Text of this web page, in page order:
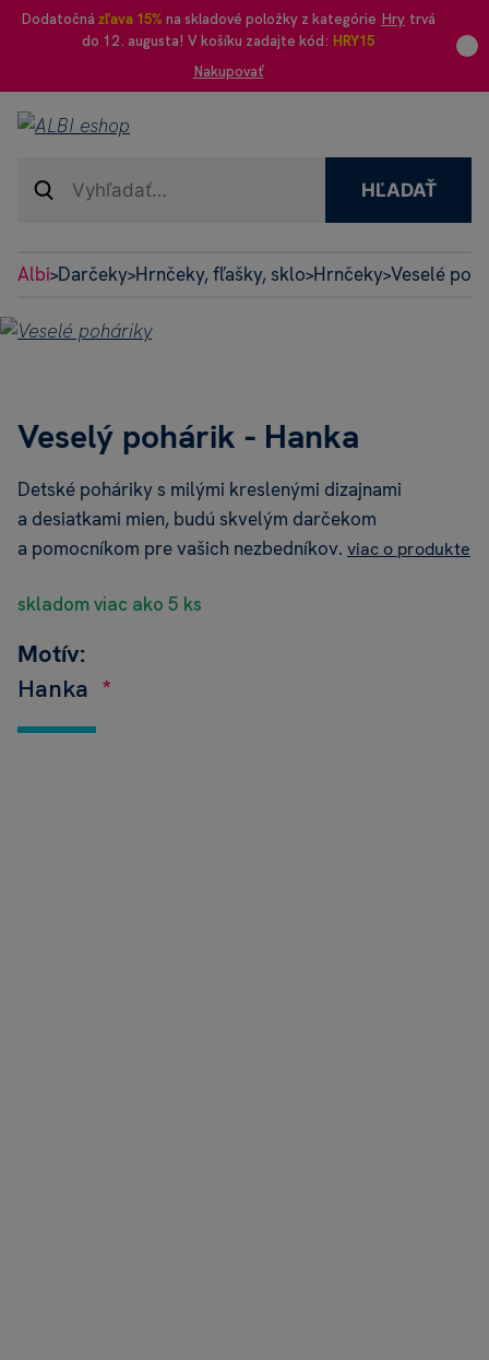
Dodatočná zľava 15% na skladové položky z kategórie Hry trvá
do 12. augusta! V košíku zadajte kód: HRY15
Nakupovať
HĽADAŤ
Albi>Darčeky>Hrnčeky, fľašky, sklo>Hrnčeky>Veselé
Veselý pohárik - Hanka
Detské poháriky s milými kreslenými dizajnami
a desiatkami mien, budú skvelým darčekom
a pomocníkom pre vašich nezbedníkov. viac o produkte
skladom viac ako 5 ks
Motív:
Hanka